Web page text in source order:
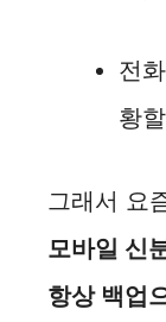
전
황
그래서 요
모바일 신
항상 백업